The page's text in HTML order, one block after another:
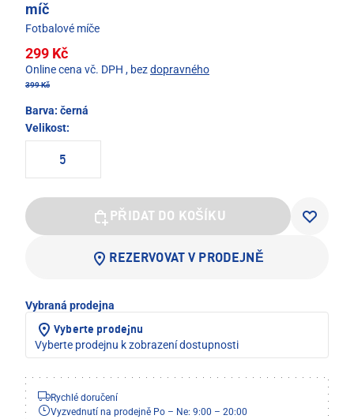
míč
Fotbalové míče
299 Kč
Online cena vč. DPH , bezdopravného
399 Kč
Barva: černá
Velikost:
5
PŘIDAT DO KOŠÍKU
REZERVOVAT V PRODEJNĚ
Vybraná prodejna
Vyberte prodejnu
Vyberte prodejnu k zobrazení dostupnosti
Rychlé doručení
Vyzvednutí na prodejně Po – Ne: 9:00 – 20:00